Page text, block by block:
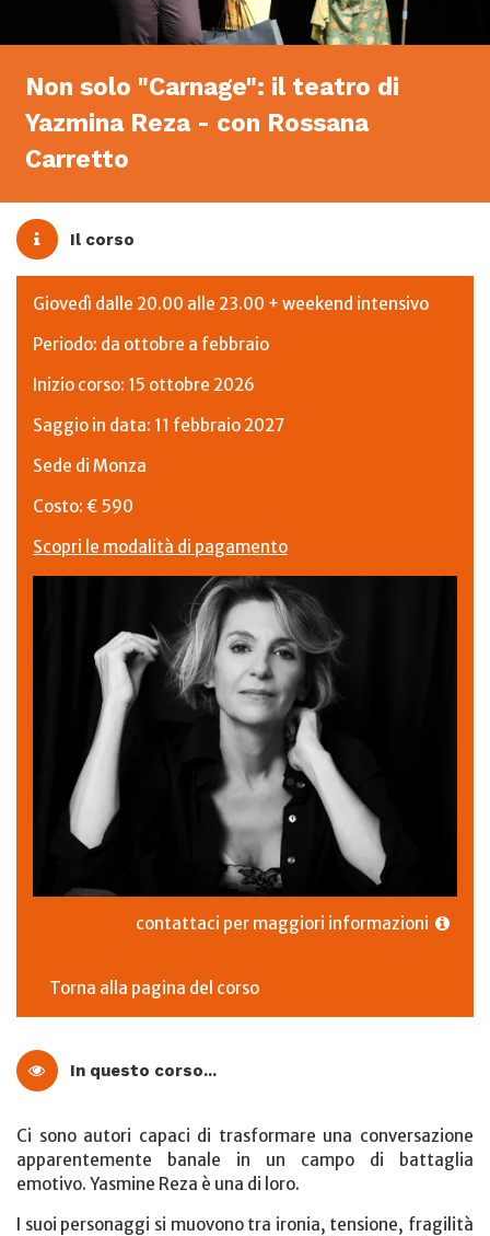
Non solo "Carnage": il teatro di
Yazmina Reza - con Rossana
Carretto
Il corso
Giovedì dalle 20.00 alle 23.00 + weekend intensivo
Periodo: da ottobre a febbraio
Inizio corso: 15 ottobre 2026
Saggio in data: 11 febbraio 2027
Sede di Monza
Costo: € 590
Scopri le modalità di pagamento
contattaci per maggiori informazioni
Torna alla pagina del corso
In questo corso...
Ci sono autori capaci di trasformare una conversazione
apparentemente banale in un campo di battaglia
emotivo. Yasmine Reza è una di loro.
I suoi personaggi si muovono tra ironia, tensione, fragilità